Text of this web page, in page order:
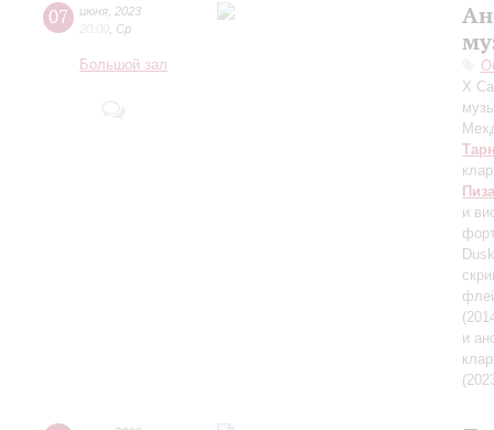
07 июня 2023
20:00 Ср
Большой зал
X
и
и